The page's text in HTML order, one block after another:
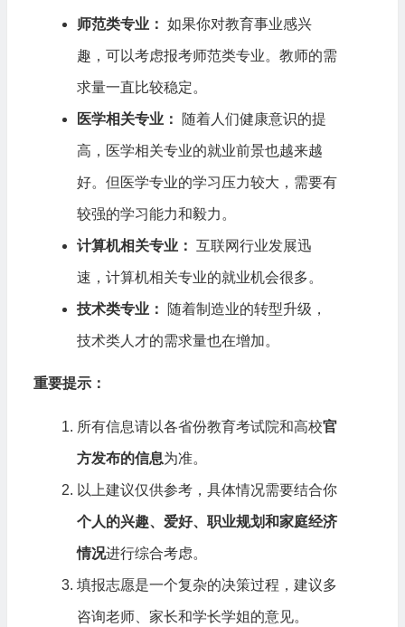
师范类专业： 如果你对教育事业感兴
趣，可以考虑报考师范类专业。教师的需
求量一直比较稳定。
医学相关专业： 随着人们健康意识的提
高，医学相关专业的就业前景也越来越
好。但医学专业的学习压力较大，需要有
较强的学习能力和毅力。
计算机相关专业： 互联网行业发展迅
速，计算机相关专业的就业机会很多。
技术类专业： 随着制造业的转型升级，
技术类人才的需求量也在增加。
重要提示：
所有信息请以各省份教育考试院和高校官
方发布的信息为准。
以上建议仅供参考，具体情况需要结合你
个人的兴趣、爱好、职业规划和家庭经济
情况进行综合考虑。
填报志愿是一个复杂的决策过程，建议多
咨询老师、家长和学长学姐的意见。